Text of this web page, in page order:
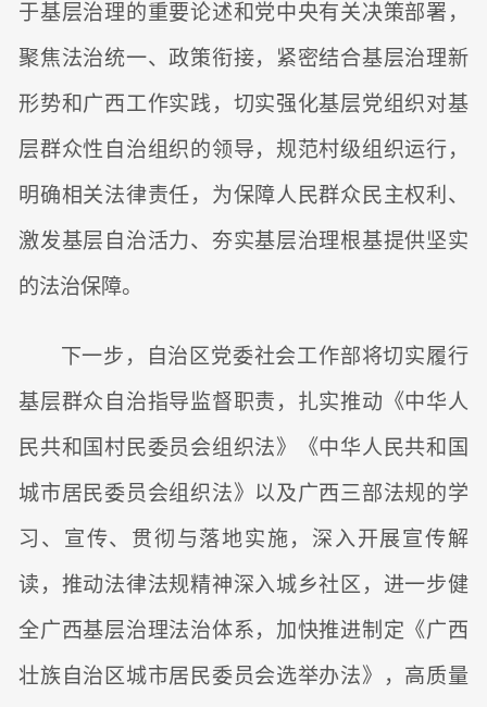
于基层治理的重要论述和党中央有关决策部署，
聚焦法治统一、政策衔接，紧密结合基层治理新
形势和广西工作实践，切实强化基层党组织对基
层群众性自治组织的领导，规范村级组织运行，
明确相关法律责任，为保障人民群众民主权利、
激发基层自治活力、夯实基层治理根基提供坚实
的法治保障。
下一步，自治区党委社会工作部将切实履行
基层群众自治指导监督职责，扎实推动《中华人
民共和国村民委员会组织法》《中华人民共和国
城市居民委员会组织法》以及广西三部法规的学
习、宣传、贯彻与落地实施，深入开展宣传解
读，推动法律法规精神深入城乡社区，进一步健
全广西基层治理法治体系，加快推进制定《广西
壮族自治区城市居民委员会选举办法》，高质量